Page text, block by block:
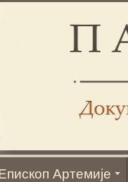
Артемије